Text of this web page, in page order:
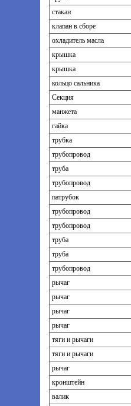
стакан
клапан в сборе
охладитель масла
крышка
крышка
кольцо сальника
Секция
манжета
гайка
трубка
трубопровод
труба
трубопровод
патрубок
трубопровод
трубопровод
труба
труба
трубопровод
рычаг
рычаг
рычаг
рычаг
тяги и рычаги
тяги и рычаги
рычаг
кронштейн
валик